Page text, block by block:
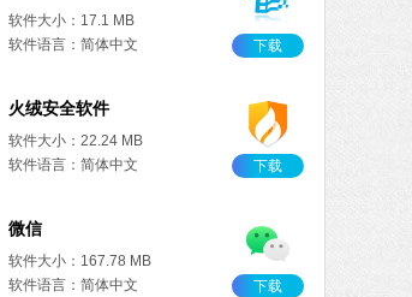
软件大小：17.1 MB
软件语言：简体中文
下载
火绒安全软件
软件大小：22.24 MB
软件语言：简体中文
下载
微信
软件大小：167.78 MB
软件语言：简体中文
下载